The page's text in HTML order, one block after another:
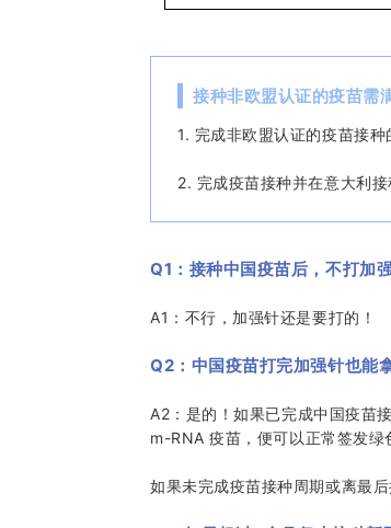
接种非欧盟认证的疫苗需
1. 完成非欧盟认证的疫苗接
2. 完成疫苗接种并在意大利
Q1：接种中国疫苗后，不打加
A1：不行，加强针还是要打的！
Q2：中国疫苗打完加强针也能
A2：是的！如果已完成中国疫苗
m-RNA 疫苗，便可以正常签发绿
如果未完成疫苗接种周期或离最